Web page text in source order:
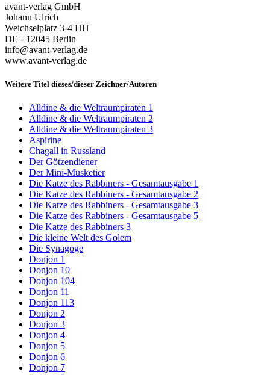
avant-verlag GmbH
Johann Ulrich
Weichselplatz 3-4 HH
DE - 12045 Berlin
info@avant-verlag.de
www.avant-verlag.de
Weitere Titel dieses/dieser Zeichner/Autoren
Alldine & die Weltraumpiraten 1
Alldine & die Weltraumpiraten 2
Alldine & die Weltraumpiraten 3
Aspirine
Chagall in Russland
Der Götzendiener
Der Mini-Musketier
Die Katze des Rabbiners - Gesamtausgabe 1
Die Katze des Rabbiners - Gesamtausgabe 2
Die Katze des Rabbiners - Gesamtausgabe 3
Die Katze des Rabbiners - Gesamtausgabe 5
Die Katze des Rabbiners 3
Die kleine Welt des Golem
Die Synagoge
Donjon 1
Donjon 10
Donjon 104
Donjon 11
Donjon 113
Donjon 2
Donjon 3
Donjon 4
Donjon 5
Donjon 6
Donjon 7